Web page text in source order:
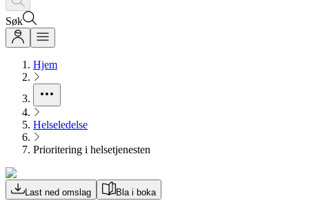
Søk
Hjem
Helseledelse
Prioritering i helsetjenesten
Last ned omslag Bla i boka